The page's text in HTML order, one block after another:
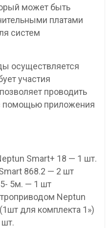
может быть
платами
систем
осуществляется
участия
проводить
помощью приложения
Smart+ 18 — 1 шт.
868.2 — 2 шт
5м. — 1 шт
Neptun
для комплекта 1»)
шт.